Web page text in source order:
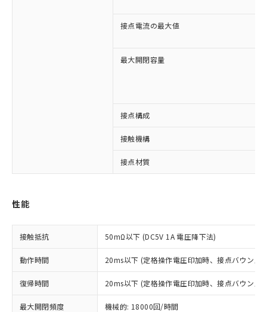
接点電流の最大値
最大開閉容量
接点構成
接触機構
接点材質
性能
接触抵抗 50mΩ以下 (DC5V 1A 電圧降下法)
動作時間 20ms以下 (定格操作電圧印加時、接点バウンス
復帰時間 20ms以下 (定格操作電圧印加時、接点バウンス
最大開閉頻度 機械的: 18000回/時間
本サービスは、当社制御機器事業取扱
商品の当社在庫状況および標準価格
(税抜)を提供させていただくもので
当社制御機器事業取扱商品の中には、
対応済み：EU RoHS指令（10物質）の
非含有に対応した製品が提供可能な商品で
対応予定：EU RoHS指令（10物質）の非含
定はありません。
調査・確認中：EU RoHS指令（10物質）の
非含有の対応状況を調査中または確認中の
非該当品：ライセンス料など無形物で、有
害物質有無と関係のない商品です。
仕入先様の事情により、非含有部品として
※1 中国RoHS○×表
「○」：最大均質材料含有率が中国RoHSの
基準値以下であることを示します。
「×」：最大均質材料含有率が中国RoHSの